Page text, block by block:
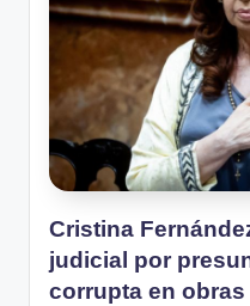
Cristina
judicial por
corrupta en